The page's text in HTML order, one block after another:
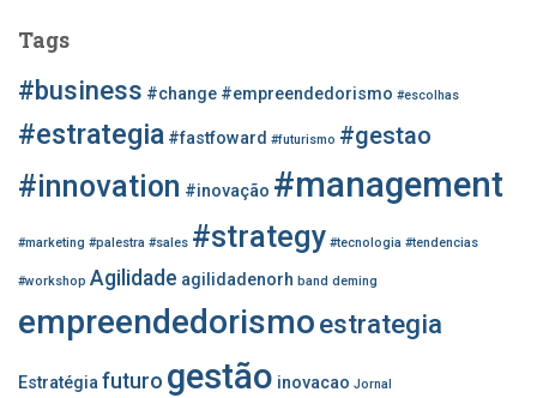
a
r
o
Tags
#business #change #empreendedorismo #escolhas
#estrategia #fastfoward #futurismo #gestao
#innovation #inovação #management
#marketing #palestra #sales #strategy #tecnologia #tendencias
#workshop Agilidade agilidadenorh band deming
empreendedorismoestrategia
Estratégiafuturo gestão inovacao Jornal